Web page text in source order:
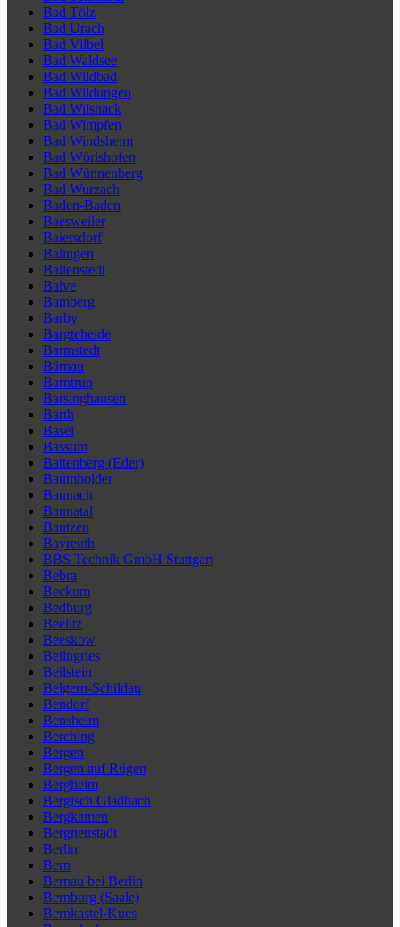
Bad Tölz
Bad Urach
Bad Vilbel
Bad Waldsee
Bad Wildbad
Bad Wildungen
Bad Wilsnack
Bad Wimpfen
Bad Windsheim
Bad Wörishofen
Bad Wünnenberg
Bad Wurzach
Baden-Baden
Baesweiler
Baiersdorf
Balingen
Ballenstedt
Balve
Bamberg
Barby
Bargteheide
Barmstedt
Bärnau
Barntrup
Barsinghausen
Barth
Basel
Bassum
Battenberg (Eder)
Baumholder
Baunach
Baunatal
Bautzen
Bayreuth
BBS Technik GmbH Stuttgart
Bebra
Beckum
Bedburg
Beelitz
Beeskow
Beilngries
Beilstein
Belgern-Schildau
Bendorf
Bensheim
Berching
Bergen
Bergen auf Rügen
Bergheim
Bergisch Gladbach
Bergkamen
Bergneustadt
Berlin
Bern
Bernau bei Berlin
Bernburg (Saale)
Bernkastel-Kues